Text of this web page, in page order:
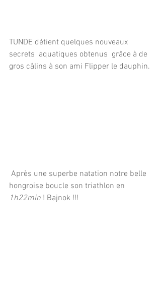
TUNDE détient quelques nouveaux
secrets  aquatiques obtenus  grâce à de
gros câlins à son ami Flipper le dauphin.
hongroise boucle son triathlon en
1h22min ! Bajnok !!!